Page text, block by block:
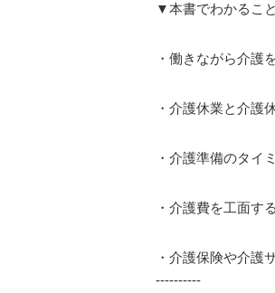
▼本書でわかること
・働きながら介護
・介護休業と介護
・介護準備のタイ
・介護費を工面す
・介護保険や介
----------